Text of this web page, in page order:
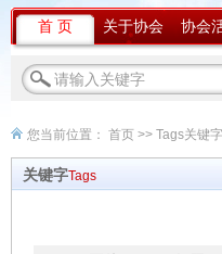
首 页 关于协会 协会
您当前位置： 首页 >> Tags关键字
关键字Tags